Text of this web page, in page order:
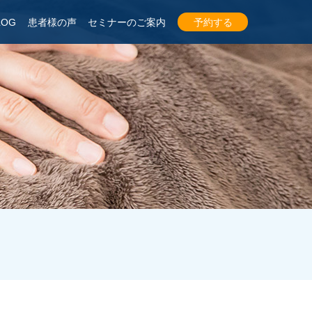
患者様の声 セミナーのご案内 予約する